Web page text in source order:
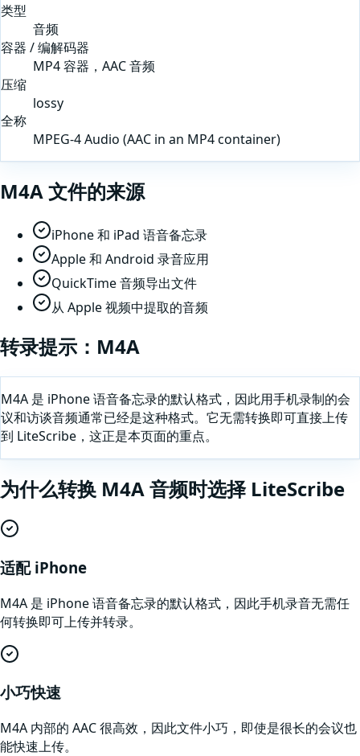
类型
音频
容器 / 编解码器
MP4 容器，AAC 音频
压缩
lossy
全称
MPEG-4 Audio (AAC in an MP4 container)
M4A 文件的来源
iPhone 和 iPad 语音备忘录
Apple 和 Android 录音应用
QuickTime 音频导出文件
从 Apple 视频中提取的音频
转录提示： M4A
M4A 是 iPhone 语音备忘录的默认格式，因此用手机录制的会
议和访谈音频通常已经是这种格式。它无需转换即可直接上传
到 LiteScribe，这正是本页面的重点。
为什么转换 M4A音频时选择 LiteScribe
适配 iPhone
M4A 是 iPhone 语音备忘录的默认格式，因此手机录音无需任
何转换即可上传并转录。
小巧快速
M4A 内部的 AAC 很高效，因此文件小巧，即使是很长的会议也
能快速上传。